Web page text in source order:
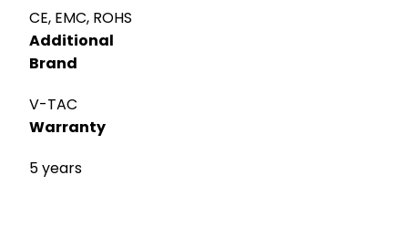
CE, EMC, ROHS
Additional
Brand
V-TAC
Warranty
5 years